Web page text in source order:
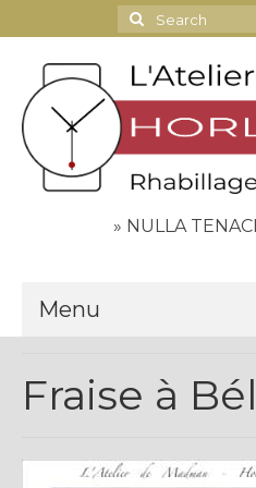
Search
for:
» NULLA
Menu
Contact
Espace Clients
Fraise à